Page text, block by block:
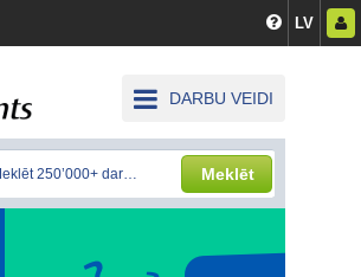
LV
DARBU VEIDI
Meklēt